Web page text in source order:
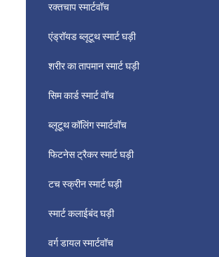
रक्तचाप स्मार्टवॉच
एंड्रॉयड ब्लूटूथ स्मार्ट घड़ी
शरीर का तापमान स्मार्ट घड़ी
सिम कार्ड स्मार्ट वॉच
ब्लूटूथ कॉलिंग स्मार्टवॉच
फिटनेस ट्रैकर स्मार्ट घड़ी
टच स्क्रीन स्मार्ट घड़ी
स्मार्ट कलाईबंद घड़ी
वर्ग डायल स्मार्टवॉच